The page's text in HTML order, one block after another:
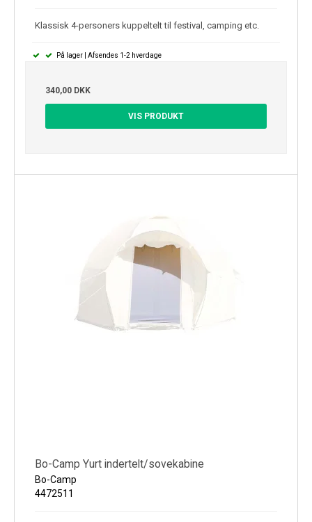
Klassisk 4-personers kuppeltelt til festival, camping etc.
På lager | Afsendes 1-2 hverdage
340,00 DKK
VIS PRODUKT
Bo-Camp Yurt indertelt/sovekabine
Bo-Camp
4472511